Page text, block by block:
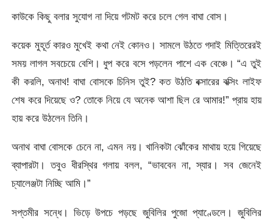
কাউকে কিছু বলার সুযোগ না দিয়ে গটমট করে চলে গেল বাঘা বোস।
কয়েক মুহূর্ত কারও মুখেই কথা নেই কোনও। সামলে উঠতে গদাই মিত্তিরেরই
সময় লাগল সবচেয়ে বেশি। ধুপ করে বসে পড়লেন পাশে এক বেঞ্চে। “এ তুই
কী করলি, অনাথ! বাঘা বোসকে চিনিস তুই? কত উঠতি বক্সারের বক্সিং লাইফ
শেষ করে দিয়েছে ও? তোকে নিয়ে যে অনেক আশা ছিল রে আমার!” প্রায় হায়
হায় করে উঠলেন তিনি।
অনাথ বাঘা বোসকে চেনে না, এমন নয়। খানিকটা ঝোঁকের মাথায় হয়ে গিয়েছে
ব্যাপারটা। তবুও ধীরস্থির গলায় বলল, “ভাববেন না, স্যার। সব জেনেই
চ্যালেঞ্জটা নিচ্ছি আমি।”
সপ্তমীর সন্ধে। ভিড়ে উপচে পড়ছে জুবিলির পুজো প্যাণ্ডেলে। জুবিলির